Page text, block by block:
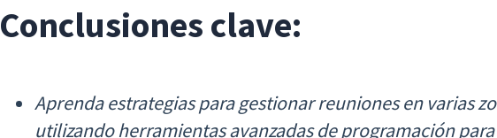
Conclusiones clave:
Aprenda estrategias para gestionar reuniones en varias
utilizando herramientas avanzadas de programación